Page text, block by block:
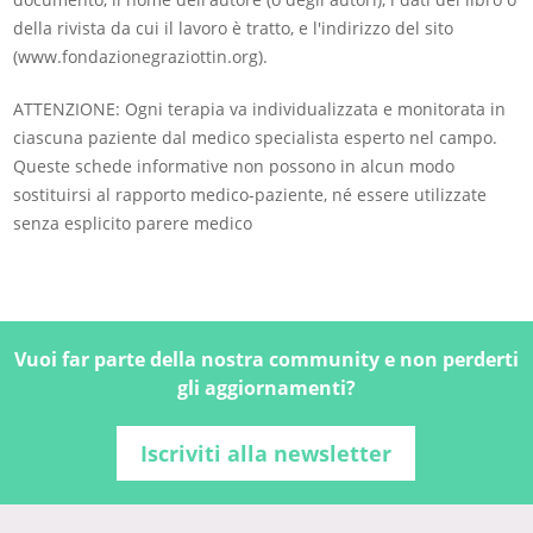
della rivista da cui il lavoro è tratto, e l'indirizzo del sito
(www.fondazionegraziottin.org).
ATTENZIONE: Ogni terapia va individualizzata e monitorata in
ciascuna paziente dal medico specialista esperto nel campo.
Queste schede informative non possono in alcun modo
sostituirsi al rapporto medico-paziente, né essere utilizzate
senza esplicito parere medico
Vuoi far parte della nostra community e non perderti
gli aggiornamenti?
Iscriviti alla newsletter